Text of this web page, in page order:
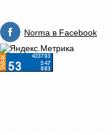
Norma в Facebook